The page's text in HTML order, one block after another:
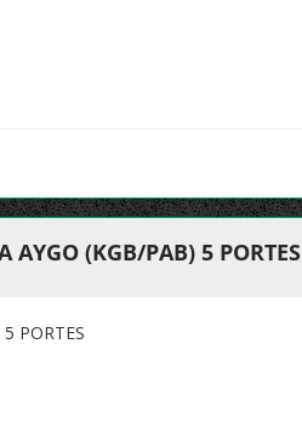
AYGO (KGB/PAB) 5 PORTES
PORTES